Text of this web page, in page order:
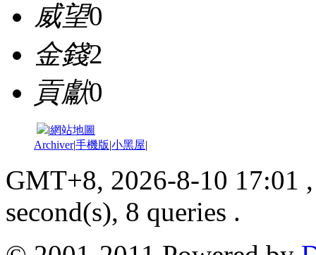
威望0
金錢2
貢獻0
|網站地圖
Archiver|手機版|小黑屋|
GMT+8, 2026-8-10 17:01
second(s), 8 queries .